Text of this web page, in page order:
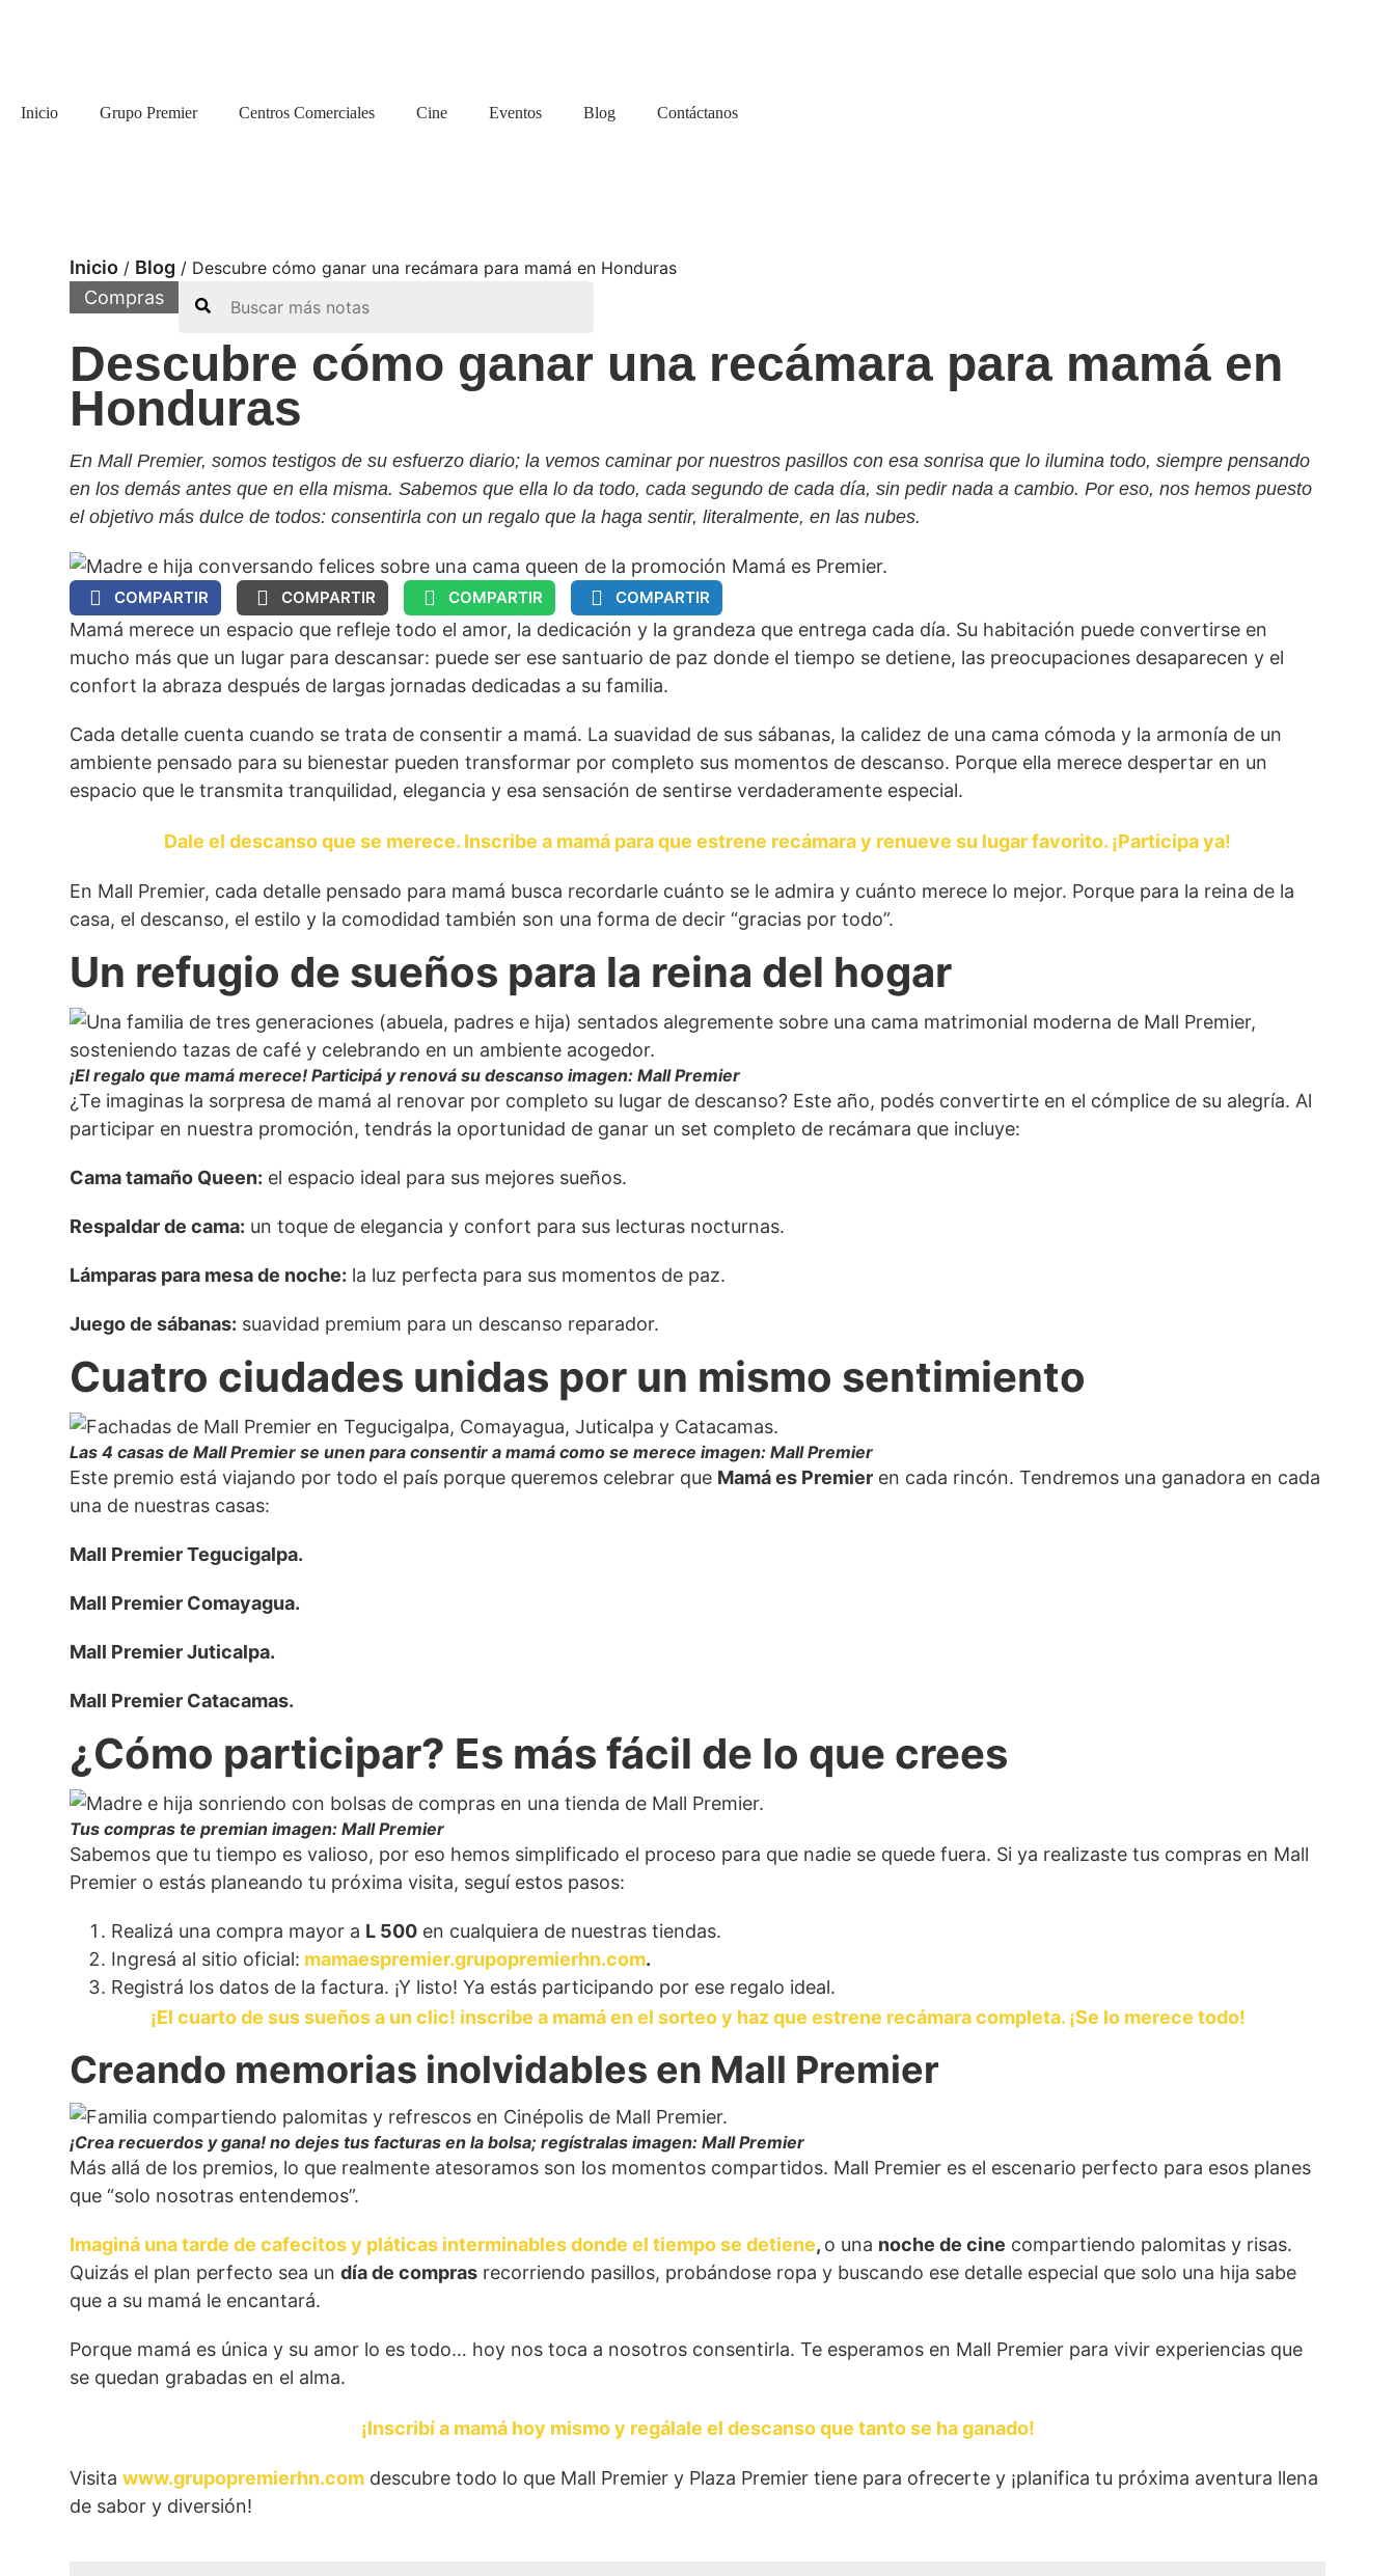
Inicio Grupo Premier Centros Comerciales Cine Eventos Blog Contáctanos
Inicio / Blog / Descubre cómo ganar una recámara para mamá en Honduras
Compras
Descubre cómo ganar una recámara para mamá en
Honduras
En Mall Premier, somos testigos de su esfuerzo diario; la vemos caminar por nuestros pasillos con esa sonrisa que lo ilumina todo, siempre pensando
en los demás antes que en ella misma. Sabemos que ella lo da todo, cada segundo de cada día, sin pedir nada a cambio. Por eso, nos hemos puesto
el objetivo más dulce de todos: consentirla con un regalo que la haga sentir, literalmente, en las nubes.
COMPARTIR COMPARTIR COMPARTIR COMPARTIR
Mamá merece un espacio que refleje todo el amor, la dedicación y la grandeza que entrega cada día. Su habitación puede convertirse en
mucho más que un lugar para descansar: puede ser ese santuario de paz donde el tiempo se detiene, las preocupaciones desaparecen y el
confort la abraza después de largas jornadas dedicadas a su familia.
Cada detalle cuenta cuando se trata de consentir a mamá. La suavidad de sus sábanas, la calidez de una cama cómoda y la armonía de un
ambiente pensado para su bienestar pueden transformar por completo sus momentos de descanso. Porque ella merece despertar en un
espacio que le transmita tranquilidad, elegancia y esa sensación de sentirse verdaderamente especial.
Dale el descanso que se merece. Inscribe a mamá para que estrene recámara y renueve su lugar favorito. ¡Participa ya!
En Mall Premier, cada detalle pensado para mamá busca recordarle cuánto se le admira y cuánto merece lo mejor. Porque para la reina de la
casa, el descanso, el estilo y la comodidad también son una forma de decir “gracias por todo”.
Un refugio de sueños para la reina del hogar
¡El regalo que mamá merece! Participá y renová su descanso imagen: Mall Premier
¿Te imaginas la sorpresa de mamá al renovar por completo su lugar de descanso? Este año, podés convertirte en el cómplice de su alegría. Al
participar en nuestra promoción, tendrás la oportunidad de ganar un set completo de recámara que incluye:
Cama tamaño Queen: el espacio ideal para sus mejores sueños.
Respaldar de cama: un toque de elegancia y confort para sus lecturas nocturnas.
Lámparas para mesa de noche: la luz perfecta para sus momentos de paz.
Juego de sábanas: suavidad premium para un descanso reparador.
Cuatro ciudades unidas por un mismo sentimiento
Las 4 casas de Mall Premier se unen para consentir a mamá como se merece imagen: Mall Premier
Este premio está viajando por todo el país porque queremos celebrar que Mamá es Premier en cada rincón. Tendremos una ganadora en cada
una de nuestras casas:
Mall Premier Tegucigalpa.
Mall Premier Comayagua.
Mall Premier Juticalpa.
Mall Premier Catacamas.
¿Cómo participar? Es más fácil de lo que crees
Tus compras te premian imagen: Mall Premier
Sabemos que tu tiempo es valioso, por eso hemos simplificado el proceso para que nadie se quede fuera. Si ya realizaste tus compras en Mall
Premier o estás planeando tu próxima visita, seguí estos pasos:
Realizá una compra mayor a L 500 en cualquiera de nuestras tiendas.
Ingresá al sitio oficial: mamaespremier.grupopremierhn.com.
Registrá los datos de la factura. ¡Y listo! Ya estás participando por ese regalo ideal.
¡El cuarto de sus sueños a un clic! inscribe a mamá en el sorteo y haz que estrene recámara completa. ¡Se lo merece todo!
Creando memorias inolvidables en Mall Premier
¡Crea recuerdos y gana! no dejes tus facturas en la bolsa; regístralas imagen: Mall Premier
Más allá de los premios, lo que realmente atesoramos son los momentos compartidos. Mall Premier es el escenario perfecto para esos planes
que “solo nosotras entendemos”.
Imaginá una tarde de cafecitos y pláticas interminables donde el tiempo se detiene, o una noche de cine compartiendo palomitas y risas.
Quizás el plan perfecto sea undía de compras recorriendo pasillos, probándose ropa y buscando ese detalle especial que solo una hija sabe
que a su mamá le encantará.
Porque mamá es única y su amor lo es todo… hoy nos toca a nosotros consentirla. Te esperamos en Mall Premier para vivir experiencias que
se quedan grabadas en el alma.
¡Inscribí a mamá hoy mismo y regálale el descanso que tanto se ha ganado!
Visitawww.grupopremierhn.com descubre todo lo que Mall Premier y Plaza Premier tiene para ofrecerte y ¡planifica tu próxima aventura llena
de sabor y diversión!